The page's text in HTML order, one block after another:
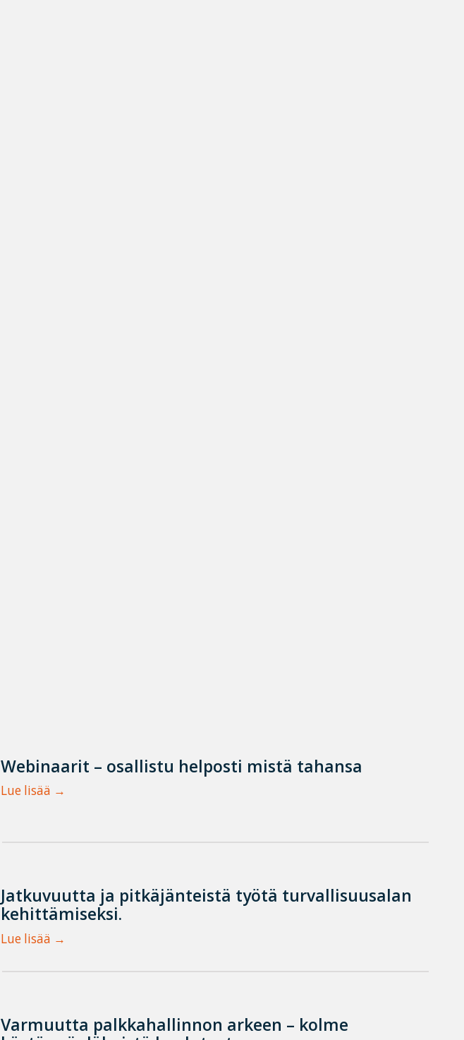
Webinaarit – osallistu helposti mistä tahansa
Lue lisää
Jatkuvuutta ja pitkäjänteistä työtä turvallisuusalan
kehittämiseksi.
Lue lisää
Varmuutta palkkahallinnon arkeen – kolme